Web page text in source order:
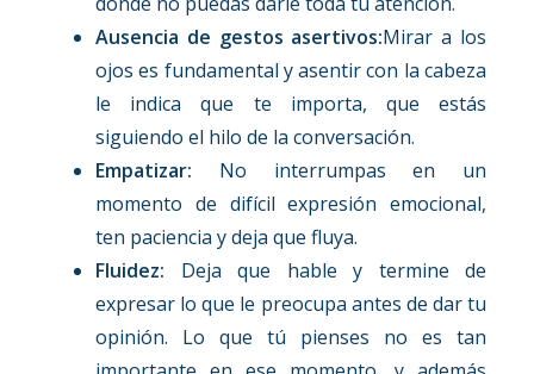
Ausencia de gestos asertivos:Mirar a los
ojos es fundamental y asentir con la cabeza
le indica que te importa, que estás
siguiendo el hilo de la conversación.
Empatizar: No interrumpas en un
momento de difícil expresión emocional,
ten paciencia y deja que fluya.
Fluidez: Deja que hable y termine de
expresar lo que le preocupa antes de dar tu
opinión. Lo que tú pienses no es tan